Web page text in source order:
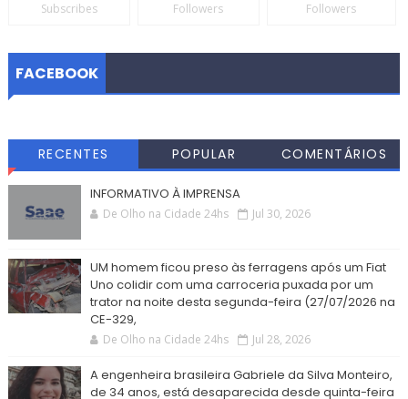
Subscribes Followers Followers
FACEBOOK
RECENTES POPULAR COMENTÁRIOS
INFORMATIVO À IMPRENSA
De Olho na Cidade 24hs Jul 30, 2026
UM homem ficou preso às ferragens após um Fiat
Uno colidir com uma carroceria puxada por um
trator na noite desta segunda-feira (27/07/2026 na
CE-329,
De Olho na Cidade 24hs Jul 28, 2026
A engenheira brasileira Gabriele da Silva Monteiro,
de 34 anos, está desaparecida desde quinta-feira